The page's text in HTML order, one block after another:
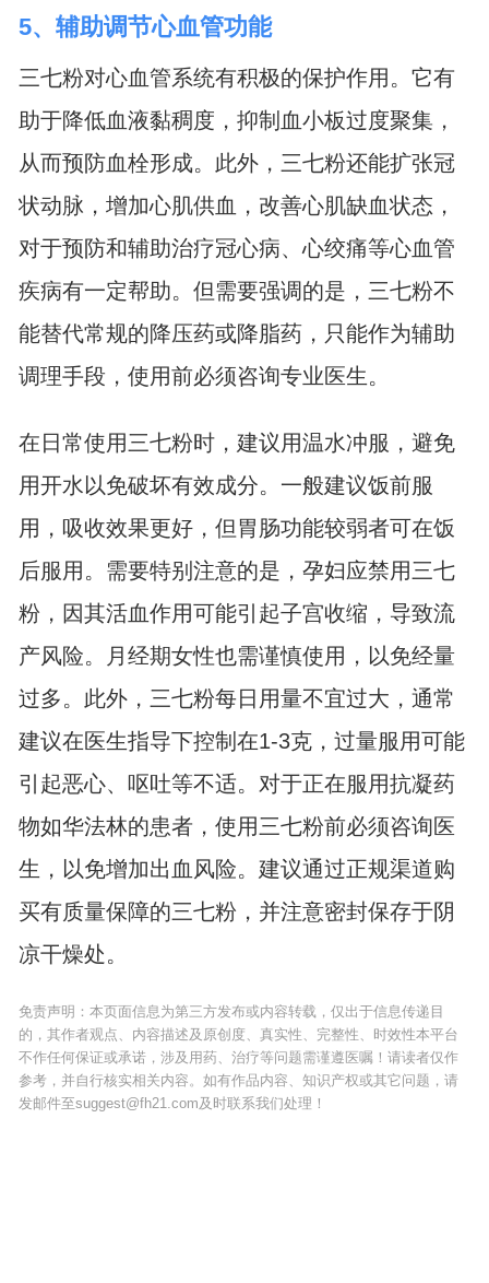
5、辅助调节心血管功能
三七粉对心血管系统有积极的保护作用。它有
助于降低血液黏稠度，抑制血小板过度聚集，
从而预防血栓形成。此外，三七粉还能扩张冠
状动脉，增加心肌供血，改善心肌缺血状态，
对于预防和辅助治疗冠心病、心绞痛等心血管
疾病有一定帮助。但需要强调的是，三七粉不
能替代常规的降压药或降脂药，只能作为辅助
调理手段，使用前必须咨询专业医生。
在日常使用三七粉时，建议用温水冲服，避免
用开水以免破坏有效成分。一般建议饭前服
用，吸收效果更好，但胃肠功能较弱者可在饭
后服用。需要特别注意的是，孕妇应禁用三七
粉，因其活血作用可能引起子宫收缩，导致流
产风险。月经期女性也需谨慎使用，以免经量
过多。此外，三七粉每日用量不宜过大，通常
建议在医生指导下控制在1-3克，过量服用可能
引起恶心、呕吐等不适。对于正在服用抗凝药
物如华法林的患者，使用三七粉前必须咨询医
生，以免增加出血风险。建议通过正规渠道购
买有质量保障的三七粉，并注意密封保存于阴
凉干燥处。
免责声明：本页面信息为第三方发布或内容转载，仅出于信息传递目
的，其作者观点、内容描述及原创度、真实性、完整性、时效性本平台
不作任何保证或承诺，涉及用药、治疗等问题需谨遵医嘱！请读者仅作
参考，并自行核实相关内容。如有作品内容、知识产权或其它问题，请
发邮件至suggest@fh21.com及时联系我们处理！